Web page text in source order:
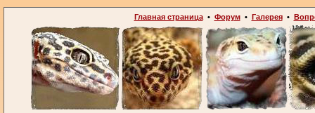
Главная страница• Форум• Галерея•